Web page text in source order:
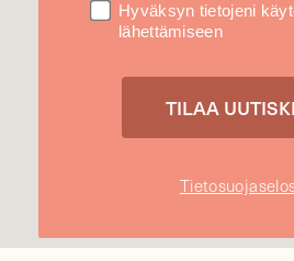
Hyväksyn tietojeni
lähettämiseen